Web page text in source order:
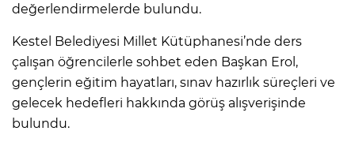
değerlendirmelerde bulundu.
Kestel Belediyesi Millet Kütüphanesi’nde ders
çalışan öğrencilerle sohbet eden Başkan Erol,
gençlerin eğitim hayatları, sınav hazırlık süreçleri ve
gelecek hedefleri hakkında görüş alışverişinde
bulundu.